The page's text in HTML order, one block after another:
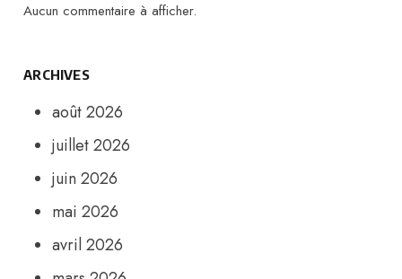
Aucun commentaire à afficher.
ARCHIVES
août 2026
juillet 2026
juin 2026
mai 2026
avril 2026